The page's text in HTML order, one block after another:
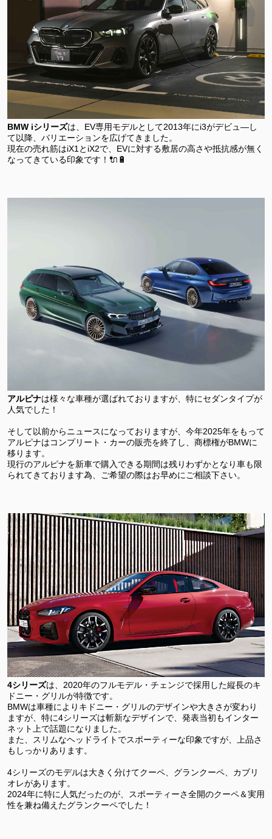
BMW iシリーズは、EV専用モデルとして2013年にi3がデビュ―し
て以降、バリエーションを広げてきました。
現在の売れ筋はiX1とiX2で、EVに対する敷居の高さや抵抗感が無く
なってきている印象です！🔌🔋
アルピナは様々な車種が選ばれておりますが、特にセダンタイプが
人気でした！
そして以前からニュースになっておりますが、今年2025年をもって
アルピナはコンプリート・カーの販売を終了し、商標権がBMWに
移ります。
現行のアルピナを新車で購入できる期間は残りわずかとなり車も限
られてきております為、ご希望の際はお早めにご相談下さい。
4シリーズは、2020年のフルモデル・チェンジで採用した縦長のキ
ドニー・グリルが特徴です。
BMWは車種によりキドニー・グリルのデザインや大きさが変わり
ますが、特に4シリーズは斬新なデザインで、発表当初もインター
ネット上で話題になりました。
また、スリムなヘッドライトでスポーティーな印象ですが、上品さ
もしっかりあります。
4シリーズのモデルは大きく分けてクーペ、グランクーペ、カブリ
オレがあります。
2024年に特に人気だったのが、スポーティーさ全開のクーペ＆実用
性を兼ね備えたグランクーペでした！